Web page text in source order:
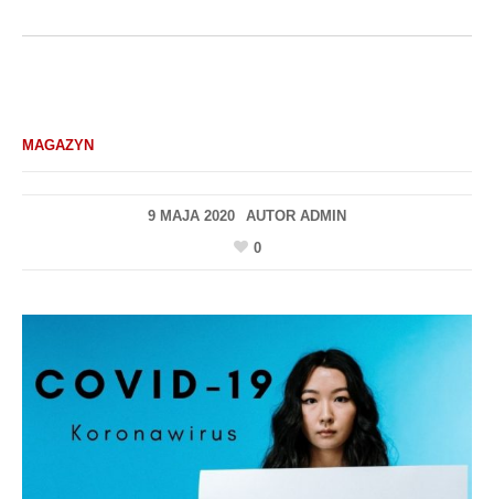
MAGAZYN
9 MAJA 2020 AUTOR ADMIN
0